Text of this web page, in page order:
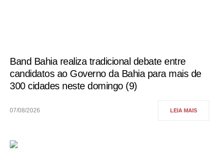
Band Bahia realiza tradicional debate entre
candidatos ao Governo da Bahia para mais de
300 cidades neste domingo (9)
07/08/2026 LEIA MAIS